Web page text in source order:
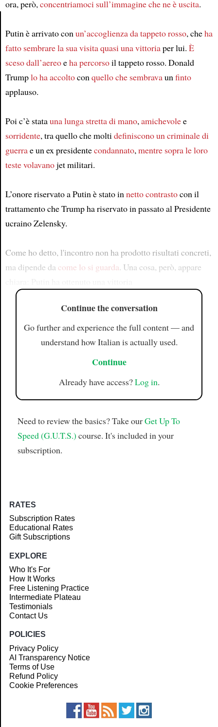
ora, però,concentriamoci sull’immagine che ne è uscita.
Putin è arrivato conun’accoglienza da tappeto rosso, cheha
fatto sembrare la sua visitaquasi una vittoriaper lui. È
sceso dall’aereoeha percorsoil tappeto rosso. Donald
Trumplo ha accoltoconquello che sembravaunfinto
applauso.
Poi c’è statauna lunga stretta di mano,amichevolee
sorridente, tra quello che moltidefinisconoun criminale di
guerrae un ex presidentecondannato,mentre sopra le loro
testevolavanojet militari.
L’onore riservato a Putin è stato innetto contrastocon il
trattamento che Trump ha riservato in passato al Presidente
ucraino Zelensky.
Come ho detto, l'incontro non ha prodotto risultati concreti,
ma dipende da come lo si guarda. Una cosa, però, appare
Continue the conversation
Go further and experience the full content — and
understand how Italian is actually used.
Continue
Already have access?Log in.
Need to review the basics? Take ourGet Up To
Speed (G.U.T.S.) course. It's included in your
subscription.
RATES
Subscription Rates
Educational Rates
Gift Subscriptions
EXPLORE
Who It's For
How It Works
Free Listening Practice
Intermediate Plateau
Testimonials
Contact Us
POLICIES
Privacy Policy
AI Transparency Notice
Terms of Use
Refund Policy
Cookie Preferences